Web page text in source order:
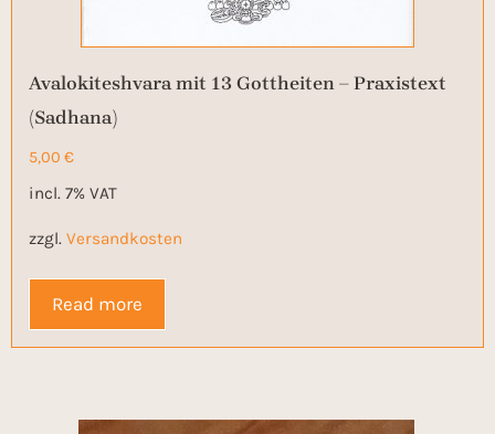
Avalokiteshvara mit 13 Gottheiten – Praxistext
(Sadhana)
5,00 €
incl. 7% VAT
zzgl. Versandkosten
Read more